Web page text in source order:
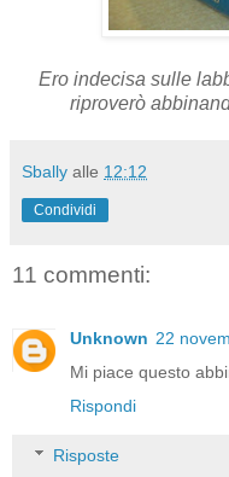
Ero indecisa sulle
riproverò
Sbally alle 12:12
Condividi
11 commenti:
Unknown 22
Mi piace questo
Rispondi
Risposte